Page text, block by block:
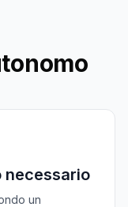
necessario
un